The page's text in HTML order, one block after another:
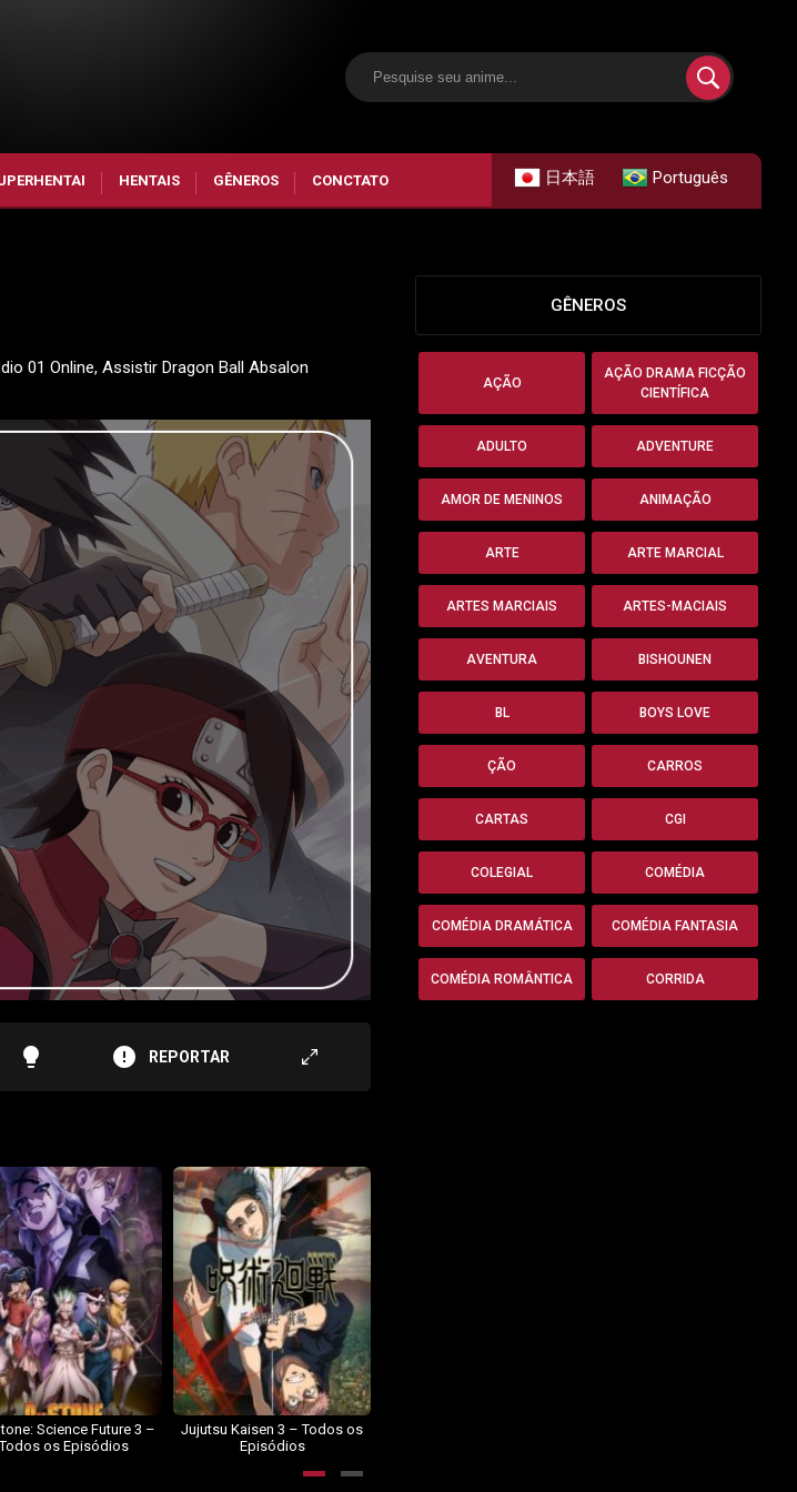
HENTAIS GÊNEROS CONCTATO 日本語 Português
01 Online, Assistir Dragon Ball Absalon
lightbulb error REPORTAR
Science Future 3 –
Todos os Episódios
Jujutsu Kaisen 3 – Todos os
Episódios
GÊNEROS
AÇÃO
AÇÃO DRAMA FICÇÃO
CIENTÍFICA
ADULTO ADVENTURE
AMOR DE MENINOS ANIMAÇÃO
ARTE ARTE MARCIAL
ARTES MARCIAIS ARTES-MACIAIS
AVENTURA BISHOUNEN
BL BOYS LOVE
ÇÃO CARROS
CARTAS CGI
COLEGIAL COMÉDIA
COMÉDIA DRAMÁTICA COMÉDIA FANTASIA
COMÉDIA ROMÂNTICA CORRIDA